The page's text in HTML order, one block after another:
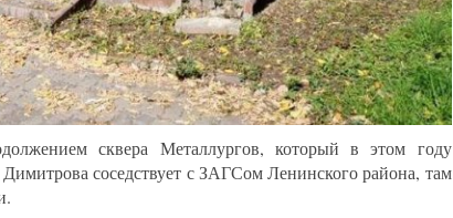
сквера Металлургов, который в этом году
соседствует с ЗАГСом Ленинского района, там